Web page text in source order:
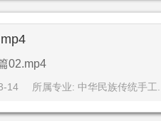
02.mp4
14 所属专业: 中华民族传统手工...